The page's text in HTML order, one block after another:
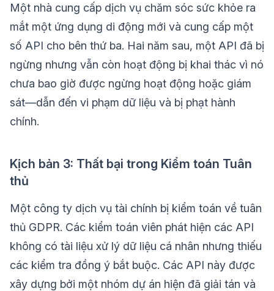
Một nhà cung cấp dịch vụ chăm sóc sức khỏe ra
mắt một ứng dụng di động mới và cung cấp một
số API cho bên thứ ba. Hai năm sau, một API đã bị
ngừng nhưng vẫn còn hoạt động bị khai thác vì nó
chưa bao giờ được ngừng hoạt động hoặc giám
sát—dẫn đến vi phạm dữ liệu và bị phạt hành
chính.
Kịch bản 3: Thất bại trong Kiểm toán Tuân
thủ
Một công ty dịch vụ tài chính bị kiểm toán về tuân
thủ GDPR. Các kiểm toán viên phát hiện các API
không có tài liệu xử lý dữ liệu cá nhân nhưng thiếu
các kiểm tra đồng ý bắt buộc. Các API này được
xây dựng bởi một nhóm dự án hiện đã giải tán và